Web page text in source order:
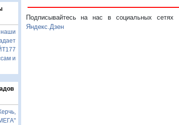
и
Подписывайтесь на нас в социальных сетях
Яндекс.Дзен